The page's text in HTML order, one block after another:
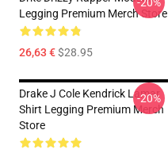
Legging Premium Merch Store
26,63 €$28.95
Drake J Cole Kendrick Lamar
Shirt Legging Premium Merch
Store
-20%